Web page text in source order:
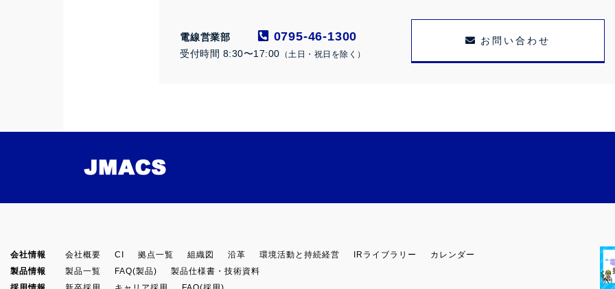
電線営業部 0795-46-1300
受付時間 8:30〜17:00 （土日・祝日を除く）
お問い合わせ
会社情報 会社概要 CI 拠点一覧 組織図 沿革 環境活動と持続経営 IRライブラリー
カレンダー
製品情報
製品一覧 FAQ(製品)
製品仕様書・技術資料